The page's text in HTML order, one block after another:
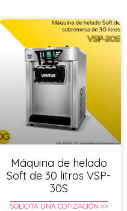
Máquina de helado
Soft de 30 litros VSP-
30S
SOLICITA UNA COTIZACIÓN >>